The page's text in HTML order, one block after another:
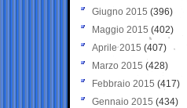
Giugno 2015 (396)
Maggio 2015 (402)
Aprile 2015 (407)
Marzo 2015 (428)
Febbraio 2015 (417)
Gennaio 2015 (434)